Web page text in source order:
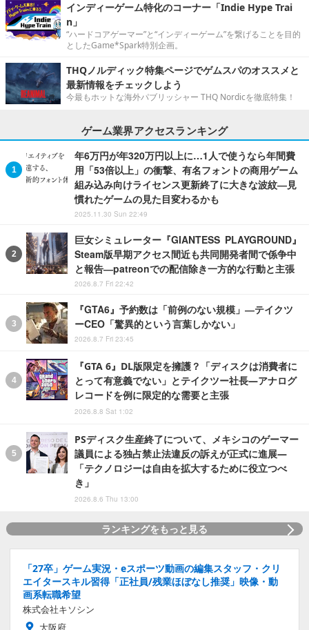
インディーゲーム特化のコーナー「Indie Hype Trai
n」
“ハードコアゲーマー”と“インディーゲーム”を繋げることを目的
としたGame*Spark特別企画。
THQノルディック特集ページでゲムスパのオススメと
最新情報をチェックしよう
今最もホットな海外パブリッシャー THQ Nordicを徹底特集！
ゲーム業界アクセスランキング
年6万円が年320万円以上に…1人で使うなら年間費
用「53倍以上」の衝撃、有名フォントの商用ゲーム
組み込み向けライセンス更新終了に大きな波紋―見
慣れたゲームの見た目変わるかも
2025.11.30 Sun 22:49
巨女シミュレーター『GIANTESS PLAYGROUND』
Steam版早期アクセス間近も共同開発者間で係争中
と報告―patreonでの配信除き一方的な行動と主張
2026.8.7 Fri 22:42
『GTA6』予約数は「前例のない規模」―テイクツ
ーCEO「驚異的という言葉しかない」
2026.8.7 Fri 23:45
『GTA 6』DL版限定を擁護？「ディスクは消費者に
とって有意義でない」とテイクツー社長―アナログ
レコードを例に限定的な需要と主張
2026.8.8 Sat 1:02
PSディスク生産終了について、メキシコのゲーマー
議員による独占禁止法違反の訴えが正式に進展―
「テクノロジーは自由を拡大するために役立つべ
き」
2026.8.6 Thu 13:00
ランキングをもっと見る
「27卒」ゲーム実況・eスポーツ動画の編集スタッフ・クリ
エイタースキル習得「正社員/残業ほぼなし推奨」映像・動
画系転職希望
株式会社キソシン